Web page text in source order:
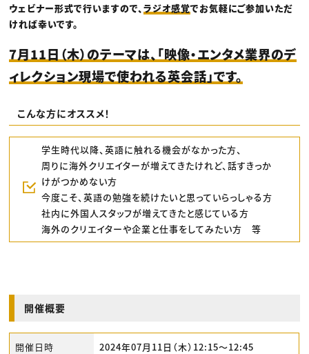
ウェビナー形式で行いますので、ラジオ感覚でお気軽にご参加いただ
ければ幸いです。
7月11日（木）のテーマは、「映像・エンタメ業界のデ
ィレクション現場で使われる英会話」です。
こんな方にオススメ！
学生時代以降、英語に触れる機会がなかった方、
周りに海外クリエイターが増えてきたけれど、話すきっか
けがつかめない方
今度こそ、英語の勉強を続けたいと思っていらっしゃる方
社内に外国人スタッフが増えてきたと感じている方
海外のクリエイターや企業と仕事をしてみたい方 等
開催概要
開催日時 2024年07月11日（木）12:15〜12:45